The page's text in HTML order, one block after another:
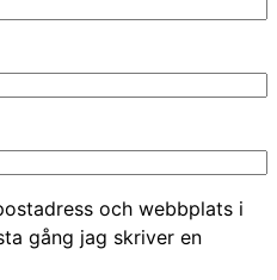
och webbplats i
gång jag skriver en